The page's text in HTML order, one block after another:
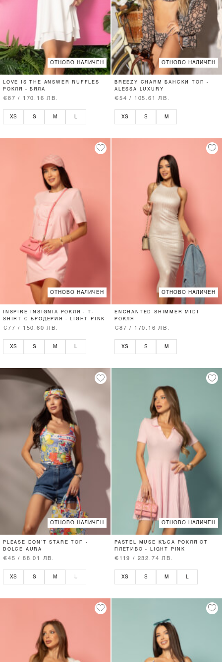
ОТНОВО НАЛИЧЕН
LOVE IS THE ANSWER RUFFLES
РОКЛЯ - БЯЛА
€87 / 170.16 ЛВ.
XS S M
ОТНОВО НАЛИЧЕН
BREEZY CHARM БАНСКИ ТОП -
ALESSA LUXURY
€54 / 105.61 ЛВ.
XS S M
ОТНОВО НАЛИЧЕН
INSPIRE INSIGNIA РОКЛЯ - T-
SHIRT С БРОДЕРИЯ - LIGHT PINK
€77 / 150.60 ЛВ.
XS S M L
ОТНОВО НАЛИЧЕН
ENCHANTED SHIMMER MIDI
РОКЛЯ
€87 / 170.16 ЛВ.
XS S M
ОТНОВО НАЛИЧЕН
PLEASE DON’T STARE ТОП -
DOLCE AURA
€45 / 88.01 ЛВ.
XS S M L
ОТНОВО НАЛИЧЕН
PASTEL MUSE КЪСА РОКЛЯ ОТ
ПЛЕТИВО - LIGHT PINK
€119 / 232.74 ЛВ.
XS S M